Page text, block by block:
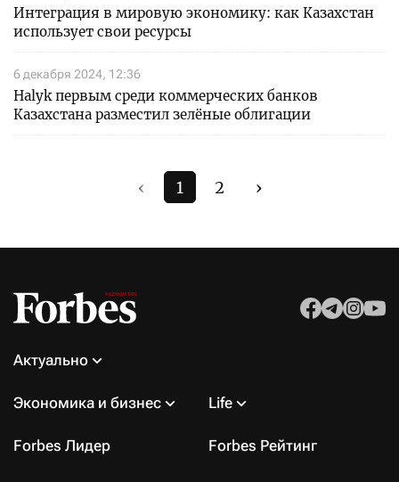
Интеграция в мировую экономику: как Казахстан
использует свои ресурсы
6 декабря 2024, 12:36
Halyk первым среди коммерческих банков
Казахстана разместил зелёные облигации
‹ 1 2 ›
Актуально
Экономика и бизнес Life
Forbes Лидер Forbes Рейтинг